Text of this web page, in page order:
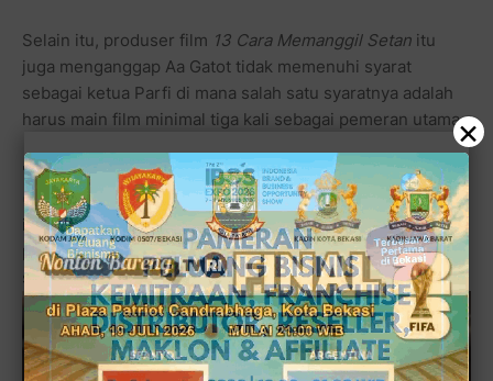
Selain itu, produser film 13 Cara Memanggil Setan itu
juga menganggap Aa Gatot tidak memenuhi syarat
sebagai ketua Parfi di mana salah satu syaratnya adalah
harus main film minimal tiga kali sebagai pemeran utama.
"Tiba-tiba banyak banget orang yang dapat kartu AB
(anggota biasa). Anggota biasa itu adalah anggota
istimewa dengan syarat-syarat yang sangat ketat, seperti
pernah main film layar lebar minimal tiga kali. Kemarin,
saat kongres juga ada pemukulan," bebernya.(rik)
×